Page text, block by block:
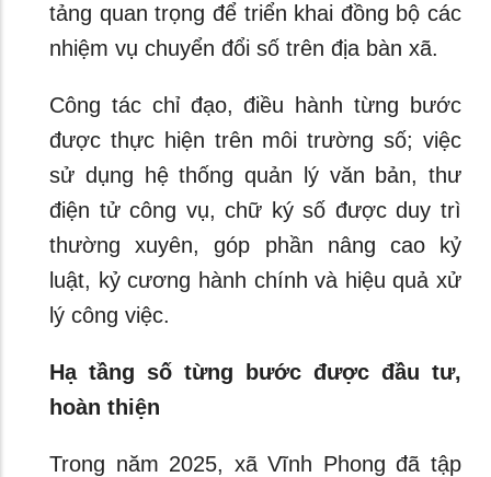
tảng quan trọng để triển khai đồng bộ các
nhiệm vụ chuyển đổi số trên địa bàn xã.
Công tác chỉ đạo, điều hành từng bước
được thực hiện trên môi trường số; việc
sử dụng hệ thống quản lý văn bản, thư
điện tử công vụ, chữ ký số được duy trì
thường xuyên, góp phần nâng cao kỷ
luật, kỷ cương hành chính và hiệu quả xử
lý công việc.
Hạ tầng số từng bước được đầu tư,
hoàn thiện
Trong năm 2025, xã Vĩnh Phong đã tập